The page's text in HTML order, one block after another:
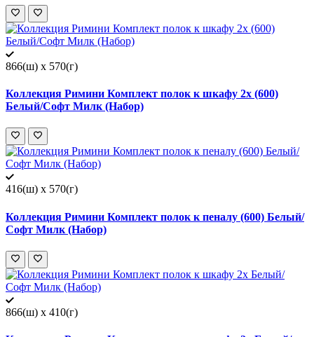
866(ш) x 570(г)
Коллекция Римини Комплект полок к шкафу 2х (600)
Белый/Софт Милк (Набор)
416(ш) x 570(г)
Коллекция Римини Комплект полок к пеналу (600) Белый/
Софт Милк (Набор)
866(ш) x 410(г)